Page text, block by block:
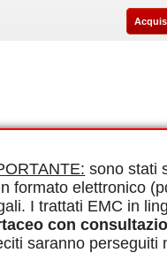
sono stati
formato elettronico
I trattati EMC in
con
saranno perseguiti